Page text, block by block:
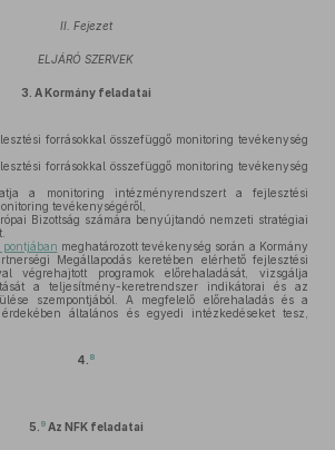
II. Fejezet
ELJÁRÓ SZERVEK
3. A Kormány feladatai
forrásokkal összefüggő monitoring tevékenység
forrásokkal összefüggő monitoring tevékenység
a monitoring intézményrendszert a fejlesztési
tevékenységéről,
Bizottság számára benyújtandó nemzeti stratégiai
pontjában meghatározott tevékenység során a Kormány
Megállapodás keretében elérhető fejlesztési
végrehajtott programok előrehaladását, vizsgálja
a teljesítmény-keretrendszer indikátorai és az
szempontjából. A megfelelő előrehaladás és a
általános és egyedi intézkedéseket tesz,
4. 8
5. 9 Az NFK feladatai